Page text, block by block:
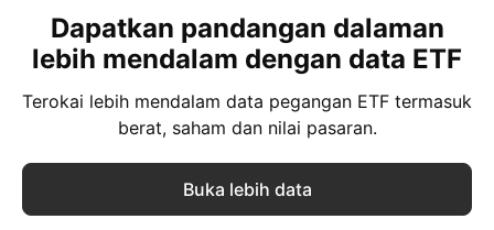
Dapatkan pandangan dalaman
lebih mendalam dengan data ETF
Terokai lebih mendalam data pegangan ETF termasuk
berat, saham dan nilai pasaran.
Buka lebih data